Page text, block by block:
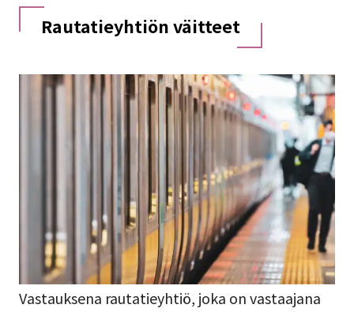
Rautatieyhtiön väitteet
Vastauksena rautatieyhtiö, joka on vastaajana